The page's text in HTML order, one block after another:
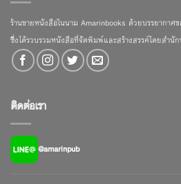
ร้านขายหนังสือในนาม Amarinbooks ด้วยบรรยากาศ
ซึ่งได้รวบรวมหนังสือที่จัดพิมพ์และสร้างสรรค์โดยสำนั
ติดต่อเรา
@amarinpub